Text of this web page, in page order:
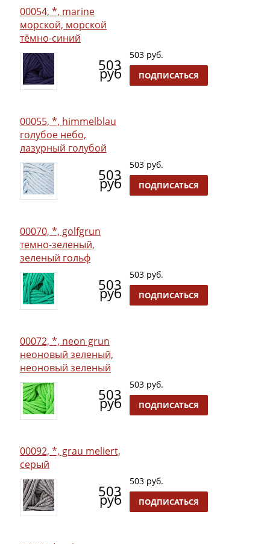
00054, *, marine
морской, морской
тёмно-синий
503
руб
503 руб.
ПОДПИСАТЬСЯ
00055, *, himmelblau
голубое небо,
лазурный голубой
503
руб
503 руб.
ПОДПИСАТЬСЯ
00070, *, golfgrun
темно-зеленый,
зеленый гольф
503
руб
503 руб.
ПОДПИСАТЬСЯ
00072, *, neon grun
неоновый зеленый,
неоновый зеленый
503
руб
503 руб.
ПОДПИСАТЬСЯ
00092, *, grau meliert,
серый
503
руб
503 руб.
ПОДПИСАТЬСЯ